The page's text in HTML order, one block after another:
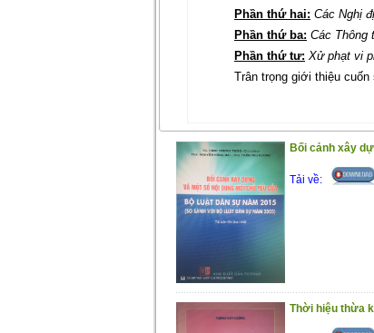
Phần thứ hai: Các Nghị
Phần thứ ba: Các Thông
Phần thứ tư: Xử phạt vi
Trân trọng giới thiệu
Bối cảnh xây
Tải về:
Thời hiệu thừa